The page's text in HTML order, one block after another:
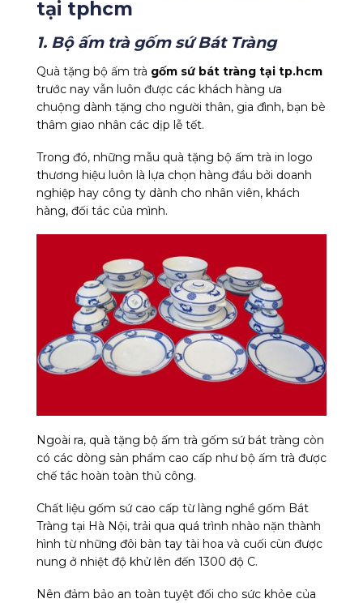
tại tphcm
1. Bộ ấm trà gốm sứ Bát Tràng
Quà tặng bộ ấm trà gốm sứ bát tràng tại tp.hcm
trước nay vẫn luôn được các khách hàng ưa
chuộng dành tặng cho người thân, gia đình, bạn bè
thâm giao nhân các dịp lễ tết.
Trong đó, những mẫu quà tặng bộ ấm trà in logo
thương hiệu luôn là lựa chọn hàng đầu bởi doanh
nghiệp hay công ty dành cho nhân viên, khách
hàng, đối tác của mình.
Ngoài ra, quà tặng bộ ấm trà gốm sứ bát tràng còn
có các dòng sản phẩm cao cấp như bộ ấm trà được
chế tác hoàn toàn thủ công.
Chất liệu gốm sứ cao cấp từ làng nghề gốm Bát
Tràng tại Hà Nội, trải qua quá trình nhào nặn thành
hình từ những đôi bàn tay tài hoa và cuối cùn được
nung ở nhiệt độ khử lên đến 1300 độ C.
Nên đảm bảo an toàn tuyệt đối cho sức khỏe của